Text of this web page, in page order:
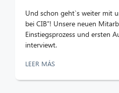
Und schon geht`s weiter mit
bei CIB”! Unsere neuen
Einstiegsprozess und ersten
interviewt.
LEER MÁS